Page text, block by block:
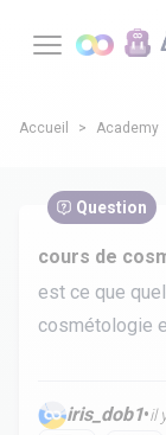
Accueil Academy
Question
cours de
est ce que
cosmétologie
iris_dob1•il